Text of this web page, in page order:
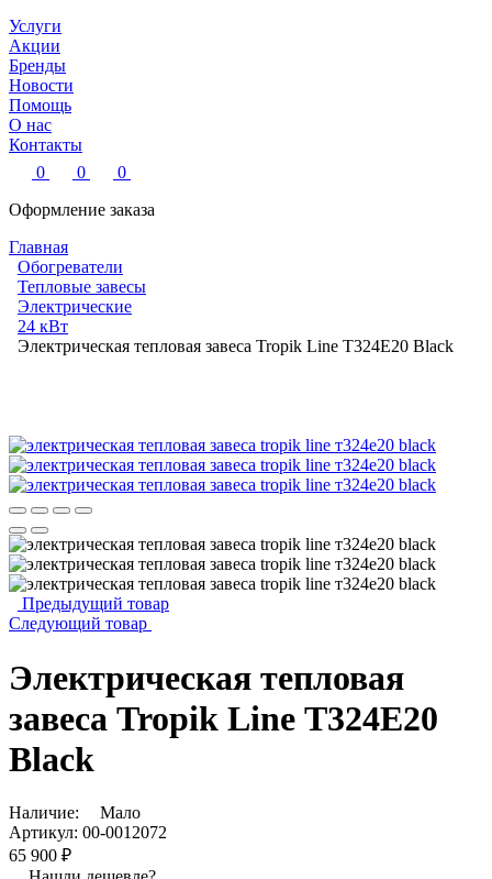
Услуги
Акции
Бренды
Новости
Помощь
О нас
Контакты
0
0
0
Оформление заказа
Главная
Обогреватели
Тепловые завесы
Электрические
24 кВт
Электрическая тепловая завеса Tropik Line Т324Е20 Black
Предыдущий товар
Следующий товар
Электрическая тепловая
завеса Tropik Line Т324Е20
Black
Наличие:
Мало
Артикул: 00-0012072
65 900 ₽